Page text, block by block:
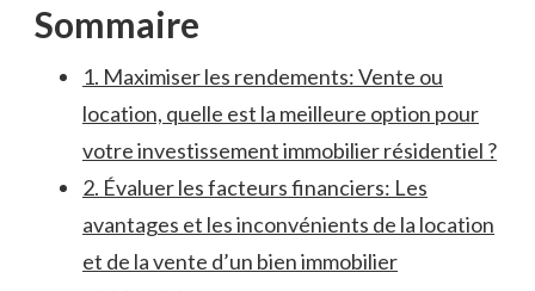
Sommaire
1.‌ Maximiser les rendements: Vente ​ou
location, quelle est la meilleure option pour‌
votre investissement immobilier résidentiel ?
2. Évaluer les facteurs financiers: Les
⁣avantages et les inconvénients de la location
et de la vente d’un bien immobilier